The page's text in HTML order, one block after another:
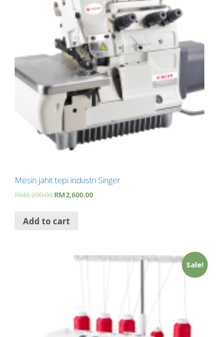
Mesin jahit tepi industri Singer
RM3,200.00 RM2,600.00
Add to cart
Sale!